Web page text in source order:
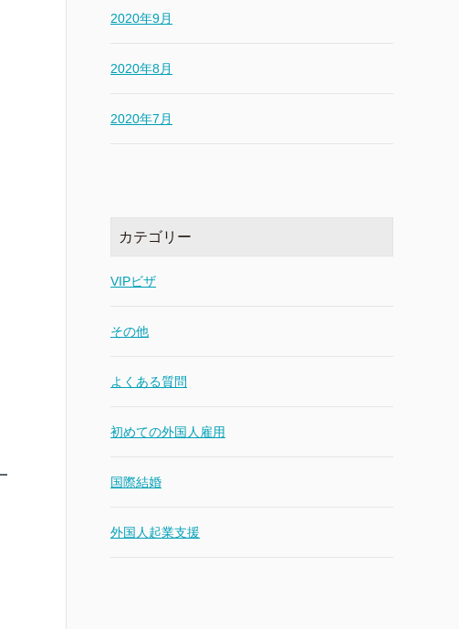
2020年9月
2020年8月
2020年7月
カテゴリー
VIPビザ
その他
よくある質問
初めての外国人雇用
国際結婚
外国人起業支援